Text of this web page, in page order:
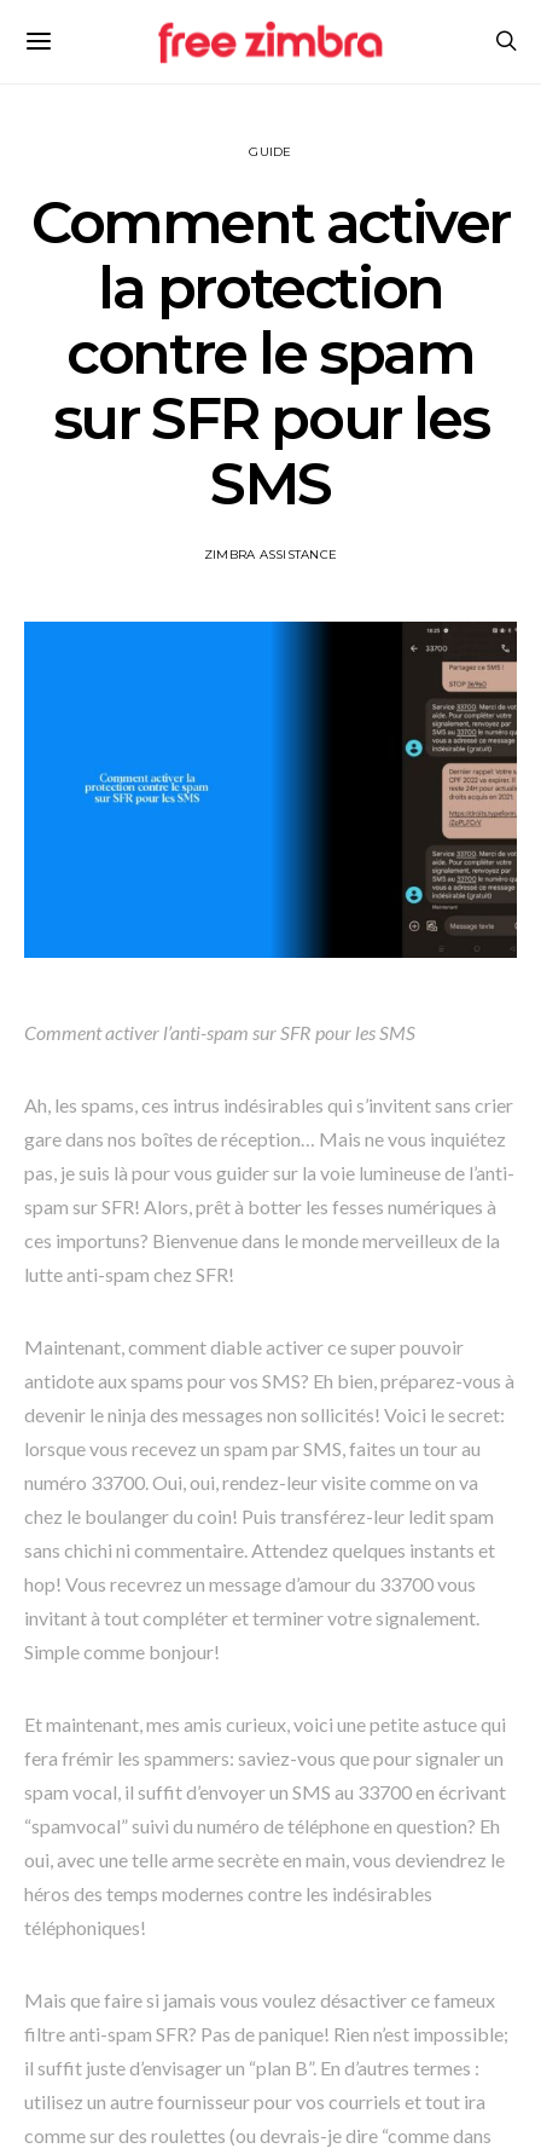
GUIDE
Comment activer
la protection
contre le spam
sur SFR pour les
SMS
ZIMBRA ASSISTANCE
Comment activer l’anti-spam sur SFR pour les SMS
Ah, les spams, ces intrus indésirables qui s’invitent sans crier
gare dans nos boîtes de réception… Mais ne vous inquiétez
pas, je suis là pour vous guider sur la voie lumineuse de l’anti-
spam sur SFR! Alors, prêt à botter les fesses numériques à
ces importuns? Bienvenue dans le monde merveilleux de la
lutte anti-spam chez SFR!
Maintenant, comment diable activer ce super pouvoir
antidote aux spams pour vos SMS? Eh bien, préparez-vous à
devenir le ninja des messages non sollicités! Voici le secret:
lorsque vous recevez un spam par SMS, faites un tour au
numéro 33700. Oui, oui, rendez-leur visite comme on va
chez le boulanger du coin! Puis transférez-leur ledit spam
sans chichi ni commentaire. Attendez quelques instants et
hop! Vous recevrez un message d’amour du 33700 vous
invitant à tout compléter et terminer votre signalement.
Simple comme bonjour!
Et maintenant, mes amis curieux, voici une petite astuce qui
fera frémir les spammers: saviez-vous que pour signaler un
spam vocal, il suffit d’envoyer un SMS au 33700 en écrivant
“spamvocal” suivi du numéro de téléphone en question? Eh
oui, avec une telle arme secrète en main, vous deviendrez le
héros des temps modernes contre les indésirables
téléphoniques!
Mais que faire si jamais vous voulez désactiver ce fameux
filtre anti-spam SFR? Pas de panique! Rien n’est impossible;
il suffit juste d’envisager un “plan B”. En d’autres termes :
utilisez un autre fournisseur pour vos courriels et tout ira
comme sur des roulettes (ou devrais-je dire “comme dans